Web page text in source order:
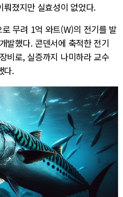
졌지만 실효성이 없었다.
무려 1억 와트(W)의 전기를 발
발했다. 콘덴서에 축적한 전기
비로, 실증까지 나미하라 교수
다.